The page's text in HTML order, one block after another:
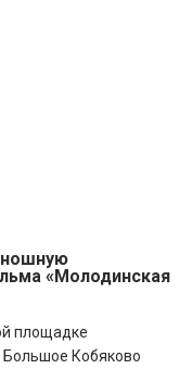
«Молодинская
площадке
Большое Кобяково